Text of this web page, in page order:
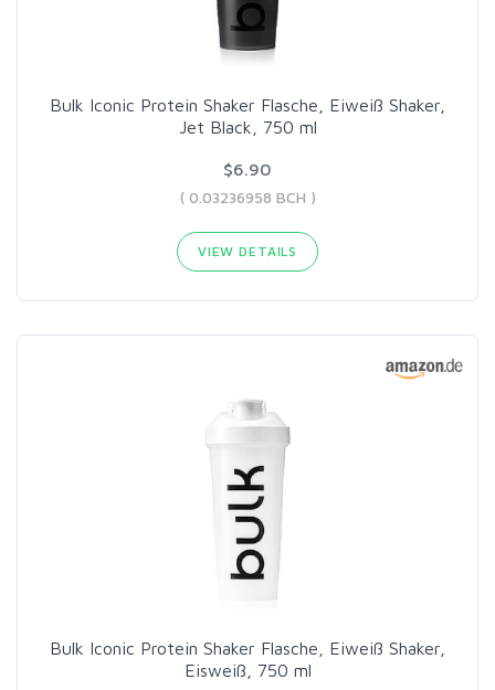
Bulk Iconic Protein Shaker Flasche, Eiweiß Shaker,
Jet Black, 750 ml
$6.90
( 0.03236958 BCH )
VIEW DETAILS
Bulk Iconic Protein Shaker Flasche, Eiweiß Shaker,
Eisweiß, 750 ml